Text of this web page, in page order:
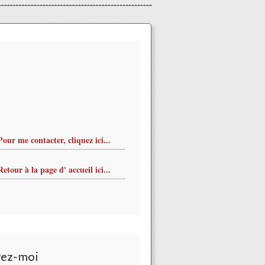
me contacter, cliquez ici...
à la page d' accueil ici...
moi